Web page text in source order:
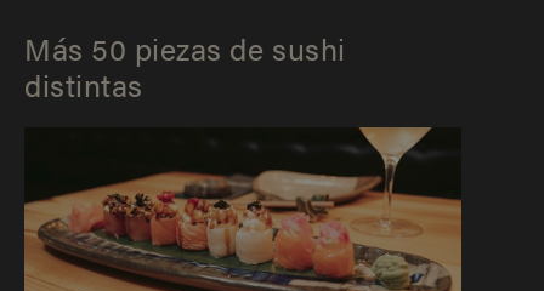
Más 50 piezas de sushi
distintas